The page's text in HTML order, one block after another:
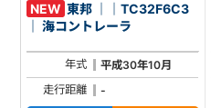
NEW 東邦 ｜｜TC32F6C3
｜ 海コントレーラ
年式
平成30年10月
走行距離
-